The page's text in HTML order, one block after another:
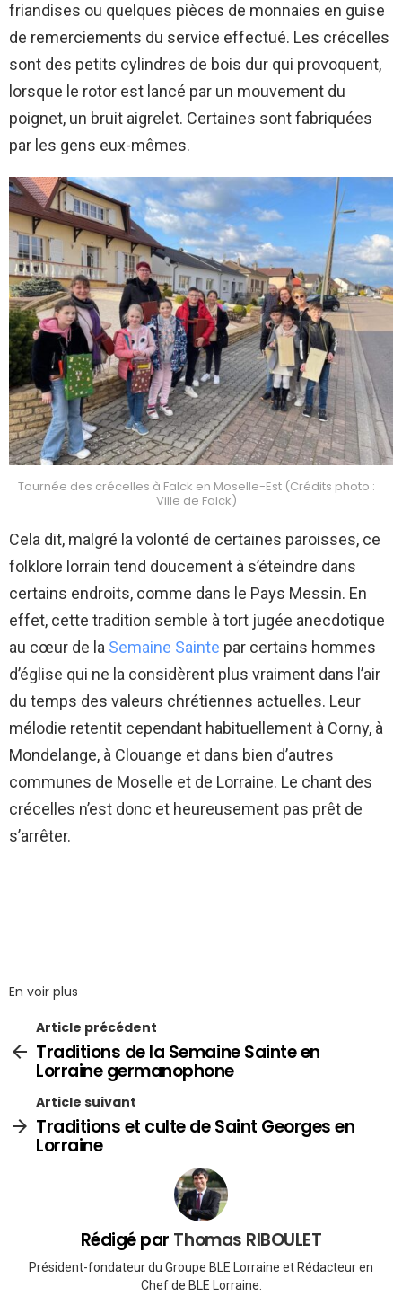
friandises ou quelques pièces de monnaies en guise
de remerciements du service effectué. Les crécelles
sont des petits cylindres de bois dur qui provoquent,
lorsque le rotor est lancé par un mouvement du
poignet, un bruit aigrelet. Certaines sont fabriquées
par les gens eux-mêmes.
Tournée des crécelles à Falck en Moselle-Est (Crédits photo :
Ville de Falck)
Cela dit, malgré la volonté de certaines paroisses, ce
folklore lorrain tend doucement à s’éteindre dans
certains endroits, comme dans le Pays Messin. En
effet, cette tradition semble à tort jugée anecdotique
au cœur de la Semaine Sainte par certains hommes
d’église qui ne la considèrent plus vraiment dans l’air
du temps des valeurs chrétiennes actuelles. Leur
mélodie retentit cependant habituellement à Corny, à
Mondelange, à Clouange et dans bien d’autres
communes de Moselle et de Lorraine. Le chant des
crécelles n’est donc et heureusement pas prêt de
s’arrêter.
En voir plus
Article précédent
Traditions de la Semaine Sainte en
Lorraine germanophone
Article suivant
Traditions et culte de Saint Georges en
Lorraine
Rédigé par Thomas RIBOULET
Président-fondateur du Groupe BLE Lorraine et Rédacteur en
Chef de BLE Lorraine.